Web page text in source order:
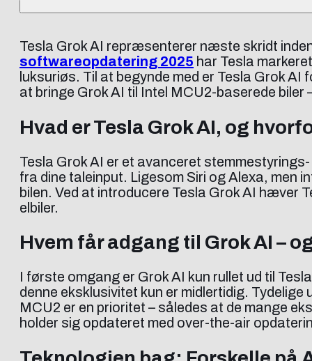
Tesla Grok AI repræsenterer næste skridt
softwareopdatering 2025 har Tesla
luksuriøs. Til at begynde med er Tesla Grok
at bringe Grok AI til Intel MCU2-baserede
Hvad er Tesla Grok AI, og
Tesla Grok AI er et avanceret
fra dine taleinput. Ligesom Siri og Alexa, men
bilen. Ved at introducere Tesla Grok AI hæver
elbiler.
Hvem får adgang til Grok AI –
I første omgang er Grok AI kun rullet ud til
denne eksklusivitet kun er midlertidig.
MCU2 er en prioritet – således at de mange
holder sig opdateret med over-the-air